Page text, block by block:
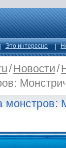
Это интересно
/Новости/
монстров: